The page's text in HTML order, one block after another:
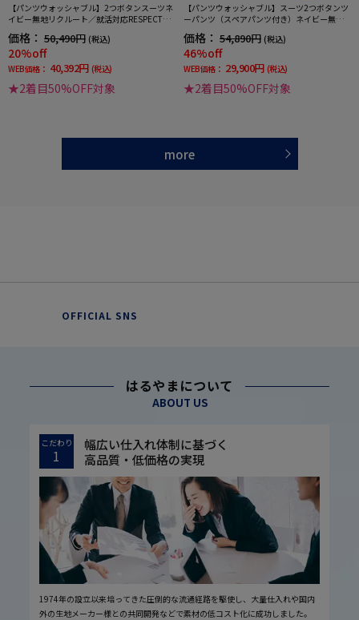
【パンツウォッシャブル】2つボタンスーツネ
イビー無地リクルート／就活対応RESPECTNE
価格： 50,490円 (税込)
20%off
WEB価格： 40,392円 (税込)
★2着目50%OFF対象
【パンツウォッシャブル】スーツ2つボタンツ
ーパンツ（スペアパンツ付き）ネイビー無地
通年リクルート着用可／就活対応【スモール
／トールサイズ有】
価格： 54,890円 (税込)
46%off
WEB価格： 29,900円 (税込)
★2着目50%OFF対象
more
OFFICIAL SNS
はるやまについて
ABOUT US
こだわり
1
幅広い仕入れ体制に基づく
高品質・低価格の実現
1974年の設立以来培ってきた圧倒的な流通経路を駆使し、大量仕入れや国内
外の生地メーカー様との共同開発などで素材の低コスト化に成功しました。